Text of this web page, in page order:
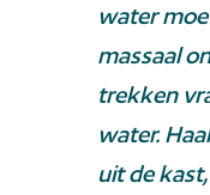
water
massaal
trekken
water.
uit de